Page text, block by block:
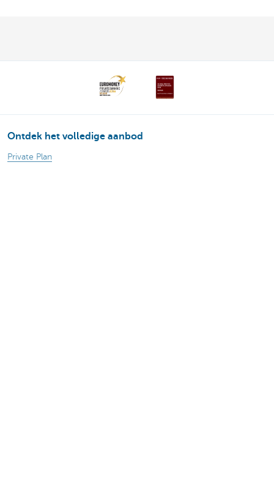
Ontdek het volledige aanbod
Private Plan